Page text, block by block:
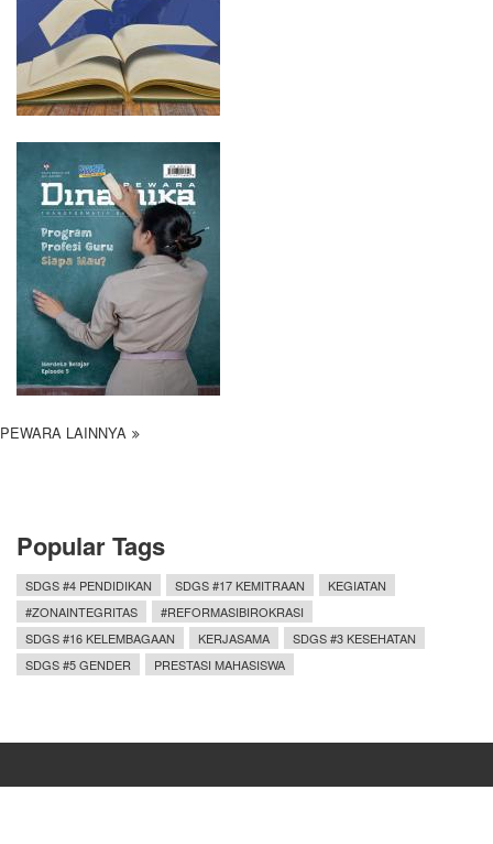
PEWARA LAINNYA
Popular Tags
SDGS #4 PENDIDIKAN SDGS #17 KEMITRAAN
KEGIATAN
#ZONAINTEGRITAS
#REFORMASIBIROKRASI
SDGS #16 KELEMBAGAAN
KERJASAMA
SDGS #3 KESEHATAN
SDGS #5 GENDER
PRESTASI MAHASISWA